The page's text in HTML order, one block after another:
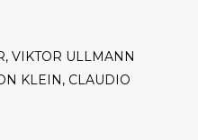
VIKTOR ULLMANN
KLEIN, CLAUDIO